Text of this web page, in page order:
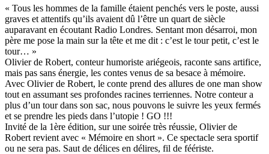
« Tous les hommes de la famille étaient penchés vers le poste, aussi
graves et attentifs qu’ils avaient dû l’être un quart de siècle
auparavant en écoutant Radio Londres. Sentant mon désarroi, mon
père me pose la main sur la tête et me dit : c’est le tour petit, c’est le
tour… »
Olivier de Robert, conteur humoriste ariégeois, raconte sans artifice,
mais pas sans énergie, les contes venus de sa besace à mémoire.
Avec Olivier de Robert, le conte prend des allures de one man show
tout en assumant ses profondes racines terriennes. Notre conteur a
plus d’un tour dans son sac, nous pouvons le suivre les yeux fermés
et se prendre les pieds dans l’utopie ! GO !!!
Invité de la 1ère édition, sur une soirée très réussie, Olivier de
Robert revient avec « Mémoire en short ». Ce spectacle sera sportif
ou ne sera pas. Saut de délices en délires, fil de féériste.